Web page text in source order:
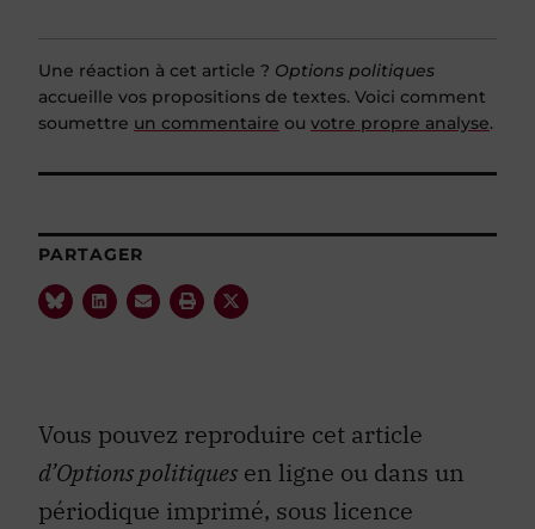
Une réaction à cet article ? Options politiques
accueille vos propositions de textes. Voici comment
soumettre un commentaire ou votre propre analyse.
PARTAGER
Vous pouvez reproduire cet article
d’Options politiques en ligne ou dans un
périodique imprimé, sous licence